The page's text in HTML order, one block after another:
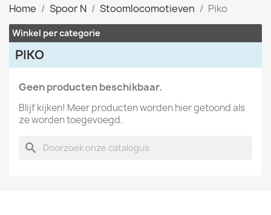
Home Spoor N Stoomlocomotieven Piko
Winkel per categorie
PIKO
Geen producten beschikbaar.
Blijf kijken! Meer producten worden hier getoond als
ze worden toegevoegd.
search